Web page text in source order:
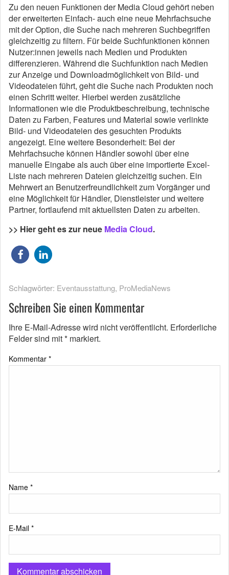
Zu den neuen Funktionen der Media Cloud gehört neben
der erweiterten Einfach- auch eine neue Mehrfachsuche
mit der Option, die Suche nach mehreren Suchbegriffen
gleichzeitig zu filtern. Für beide Suchfunktionen können
Nutzer:innen jeweils nach Medien und Produkten
differenzieren. Während die Suchfunktion nach Medien
zur Anzeige und Downloadmöglichkeit von Bild- und
Videodateien führt, geht die Suche nach Produkten noch
einen Schritt weiter. Hierbei werden zusätzliche
Informationen wie die Produktbeschreibung, technische
Daten zu Farben, Features und Material sowie verlinkte
Bild- und Videodateien des gesuchten Produkts
angezeigt. Eine weitere Besonderheit: Bei der
Mehrfachsuche können Händler sowohl über eine
manuelle Eingabe als auch über eine importierte Excel-
Liste nach mehreren Dateien gleichzeitig suchen. Ein
Mehrwert an Benutzerfreundlichkeit zum Vorgänger und
eine Möglichkeit für Händler, Dienstleister und weitere
Partner, fortlaufend mit aktuellsten Daten zu arbeiten.
>> Hier geht es zur neue Media Cloud.
Schlagwörter: Eventausstattung, ProMediaNews
Schreiben Sie einen Kommentar
Ihre E-Mail-Adresse wird nicht veröffentlicht. Erforderliche
Felder sind mit* markiert.
Kommentar *
Name *
E-Mail *